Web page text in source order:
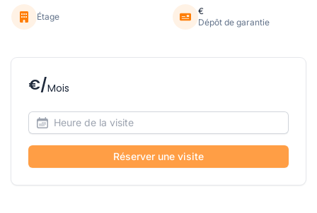
Étage
€
Dépôt de garantie
€/Mois
Réserver une visite